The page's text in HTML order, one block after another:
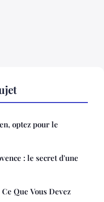
optez pour le
: le secret d'une
Que Vous Devez